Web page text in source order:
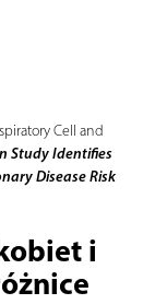
Cell and
Study Identifies
Disease Risk
i